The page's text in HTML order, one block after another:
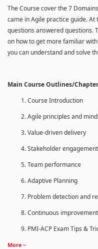
The Course cover the 7
came in Agile practice guide.
questions answered questions.
on how to get more familiar
you can understand and solve
Main Course Outlines/
Course Introduction
Agile principles and
Value-driven delivery
Stakeholder engagement
Team performance
Adaptive Planning
Problem detection and
Continuous improvement
PMI-ACP Exam Tips &
More